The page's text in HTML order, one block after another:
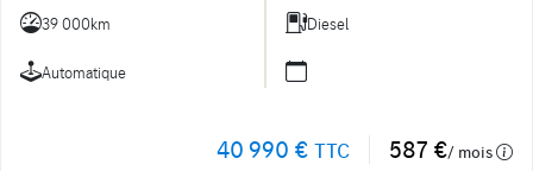
39 000km Diesel
Automatique
40 990 € TTC 587 €/ mois